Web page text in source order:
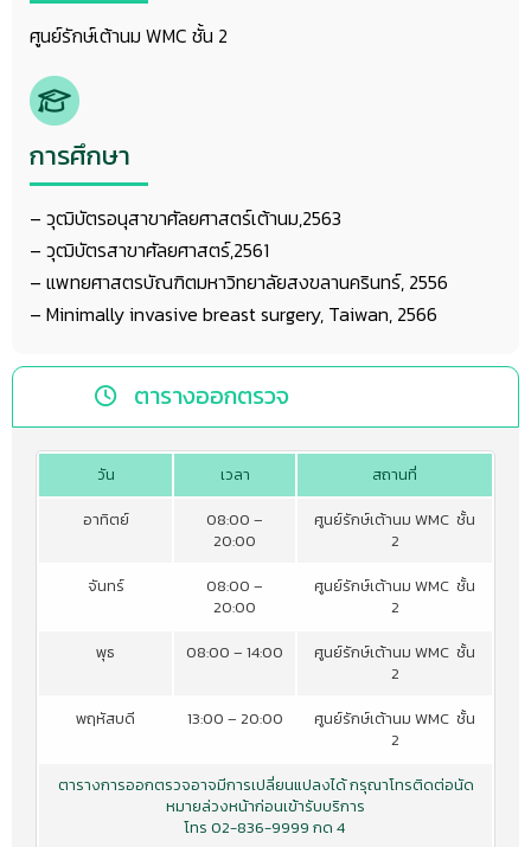
ศูนย์รักษ์เต้านม WMC ชั้น 2
การศึกษา
– วุฒิบัตรอนุสาขาศัลยศาสตร์เต้านม,2563
– วุฒิบัตรสาขาศัลยศาสตร์,2561
– แพทยศาสตรบัณฑิตมหาวิทยาลัยสงขลานครินทร์, 2556
– Minimally invasive breast surgery, Taiwan, 2566
ตารางออกตรวจ
วัน เวลา
สถานที่
อาทิตย์
08:00 –
20:00
ศูนย์รักษ์เต้านม WMC ชั้น
2
จันทร์
08:00 –
20:00
ศูนย์รักษ์เต้านม WMC ชั้น
2
พุธ
08:00 – 14:00
ศูนย์รักษ์เต้านม WMC ชั้น
2
พฤหัสบดี
13:00 – 20:00
ศูนย์รักษ์เต้านม WMC ชั้น
2
ตารางการออกตรวจอาจมีการเปลี่ยนแปลงได้ กรุณาโทรติดต่อนัด
หมายล่วงหน้าก่อนเข้ารับบริการ
โทร 02-836-9999 กด 4